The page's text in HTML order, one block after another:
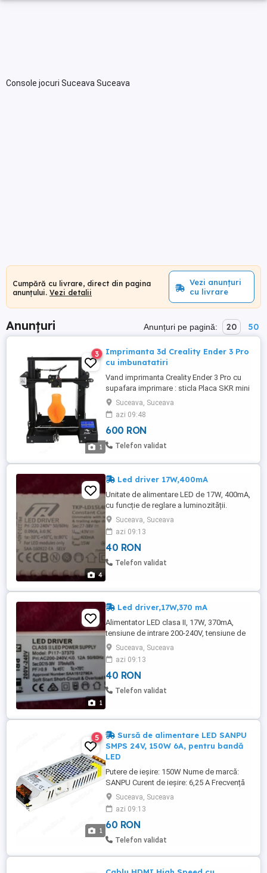
Console jocuri Suceava Suceava
Cumpără cu livrare, direct din pagina
anunțului. Vezi detalii
Vezi anunțuri
cu livrare
Anunțuri Anunțuri pe pagină: 20 50
1
3
Imprimanta 3d Creality Ender 3 Pro
cu imbunatatiri
Vand imprimanta Creality Ender 3 Pro cu
supafara imprimare : sticla Placa SKR mini
V2 -32 bits Duza 0.6 mm Extruder dual
gear Tub capricorn All-metal hotend Duze
de schimb : 0.2, 0.4 si 0.6 mm Se poate
instala firmware cu versiune noua de
Marlin. Complet asamblata Ridicare
Suceava, Suceava
azi 09:48
600 RON
Telefon validat
4
Led driver 17W,400mA
Unitate de alimentare LED de 17W, 400mA,
cu funcție de reglare a luminozității.
Compatibil cu module LED. Tensiune de
intrare 220-240V, 50 60Hz. Curent de ieșire
constant de 400mA. Temperatură de
funcționare între -10 C și +50 C.
Suceava, Suceava
azi 09:13
40 RON
Telefon validat
1
Led driver,17W,370 mA
Alimentator LED clasa II, 17W, 370mA,
tensiune de intrare 200-240V, tensiune de
ieșire 15-39V. Protecție la scurtcircuit și
suprasarcină. Aprobat CE.
Suceava, Suceava
azi 09:13
40 RON
Telefon validat
1
5
Sursă de alimentare LED SANPU
SMPS 24V, 150W 6A, pentru bandă
LED
Putere de ieșire: 150W Nume de marcă:
SANPU Curent de ieșire: 6,25 A Frecvență
de ieșire: 65k Hz Tip ieșire: simplă Număr
model: CL150-W1V24 este_personalizat:
Da Tip: Sursă de alimentare cu comutare
de tensiune constantă CA la CC Frecvență
de intrare: 50 60 Hz Material carcasă:
Suceava, Suceava
azi 09:13
60 RON
Telefon validat